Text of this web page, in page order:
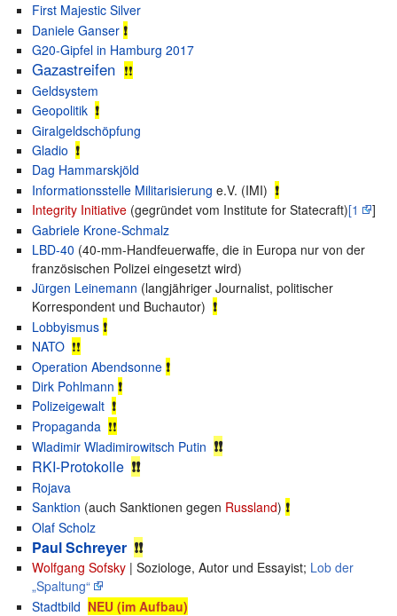
First Majestic Silver
Daniele Ganser ❗
G20-Gipfel in Hamburg 2017
Gazastreifen ❗❗
Geldsystem
Geopolitik ❗
Giralgeldschöpfung
Gladio ❗
Dag Hammarskjöld
Informationsstelle Militarisierung e.V. (IMI) ❗
Integrity Initiative (gegründet vom Institute for Statecraft)[1
]
Gabriele Krone-Schmalz
LBD-40 (40-mm-Handfeuerwaffe, die in Europa nur von der
französischen Polizei eingesetzt wird)
Jürgen Leinemann (langjähriger Journalist, politischer
Korrespondent und Buchautor) ❗
Lobbyismus ❗
NATO ❗❗
Operation Abendsonne ❗
Dirk Pohlmann ❗
Polizeigewalt ❗
Propaganda ❗❗
Wladimir Wladimirowitsch Putin ❗❗
RKI-Protokolle ❗❗
Rojava
Sanktion (auch Sanktionen gegen Russland) ❗
Olaf Scholz
Paul Schreyer ❗❗
Wolfgang Sofsky | Soziologe, Autor und Essayist; Lob der
„Spaltung“
Stadtbild NEU (im Aufbau)